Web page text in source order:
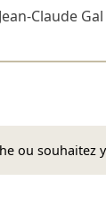
Jean-Claude Gal
ou souhaitez